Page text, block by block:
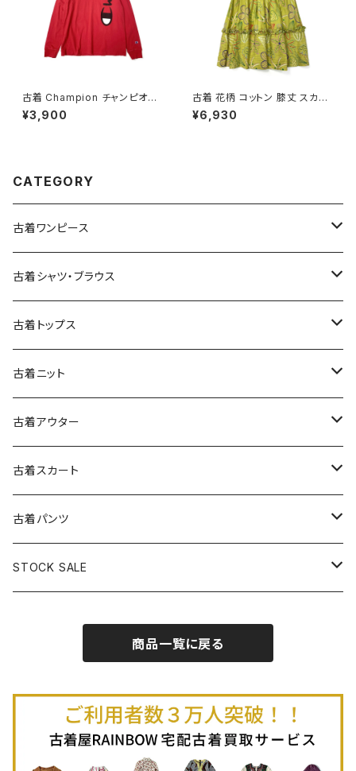
古着 Champion チャンピオン
ロゴ ブランドロゴ コットン10
0％ 長袖 Ｔシャツ 赤 (ttu2501
¥3,900
古着 花柄 コットン 膝丈 スカー
ト 黄 (ba2607007)
¥6,930
CATEGORY
古着ワンピース
古着長袖ワンピース
古着半袖ワンピース
古着ノースリーブワンピース
古着キャミソールワンピース
古着ベアトップワンピース
古着オールインワン
古着オーバーオール
古着シャツ・ブラウス
古着長袖シャツ・ブラウス
古着半袖シャツ・ブラウス
古着ノースリーブシャツ・ブラウス
古着トップス
古着スウェット&パーカー
古着スウェット
古着パーカー
古着プルオーバー
古着長袖プルオーバー
古着半袖プルオーバー
古着Ｔシャツ
古着長袖Ｔシャツ
古着半袖Ｔシャツ
古着ベスト
古着キャミソール
古着ポロシャツ
古着長袖ポロシャツ
古着スウェット
古着ニット
古着セーター
古着カーディガン
古着半袖ニット
古着ニットアウター
古着アウター
古着ライトジャケット
古着ライトコート
古着ヘビージャケット
古着羽織り
古着スカート
古着ロング丈スカート (丈76cm-)
古着膝丈スカート (丈56-75cm)
古着ミニ丈スカート (丈56-75cm)
古着パンツ
古着ロング丈パンツ
STOCK SALE
Autumn / Winter
商品一覧に戻る